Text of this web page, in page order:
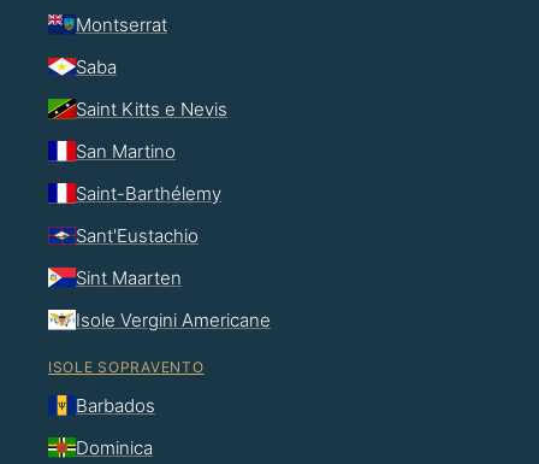
Montserrat
Saba
Saint Kitts e Nevis
San Martino
Saint-Barthélemy
Sant'Eustachio
Sint Maarten
Isole Vergini Americane
ISOLE SOPRAVENTO
Barbados
Dominica